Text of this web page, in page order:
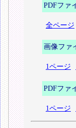
PDFファ
全ページ
画像ファ
1ページ
PDFファ
1ページ